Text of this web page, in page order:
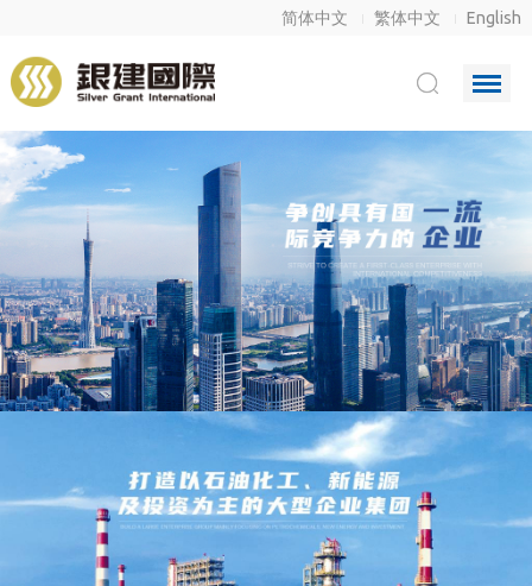
简体中文 繁体中文 English